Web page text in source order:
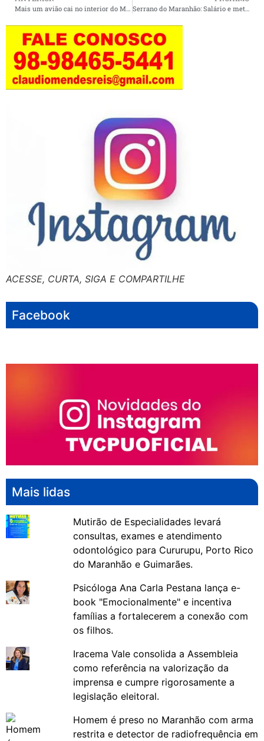
Serrano do Maranhão: Salário e metade do décimo já estão na conta.
ACESSE, CURTA, SIGA E COMPARTILHE
Facebook
Mais lidas
Mutirão de Especialidades levará
consultas, exames e atendimento
odontológico para Cururupu, Porto Rico
do Maranhão e Guimarães.
Psicóloga Ana Carla Pestana lança e-
book "Emocionalmente" e incentiva
famílias a fortalecerem a conexão com
os filhos.
Iracema Vale consolida a Assembleia
como referência na valorização da
imprensa e cumpre rigorosamente a
legislação eleitoral.
Homem é preso no Maranhão com arma
restrita e detector de radiofrequência em